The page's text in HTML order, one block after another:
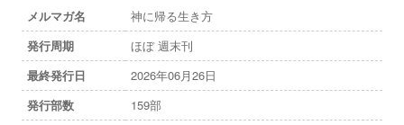
メルマガ名
神に帰る生き方
発行周期
ほぼ 週末刊
最終発行日
2026年06月26日
発行部数
159部